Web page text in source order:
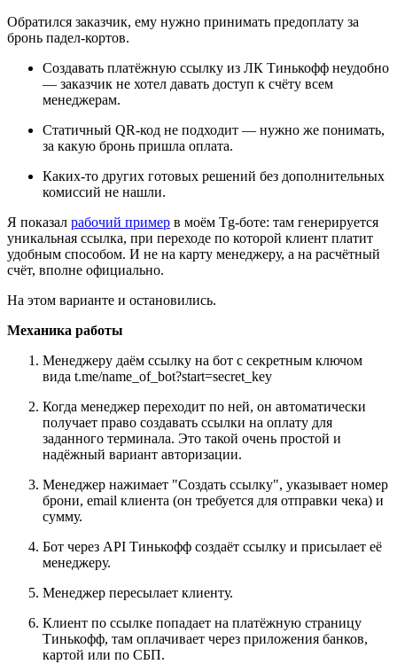
Обратился заказчик, ему нужно принимать предоплату за
бронь падел-кортов.
Создавать платёжную ссылку из ЛК Тинькофф неудобно
— заказчик не хотел давать доступ к счёту всем
менеджерам.
Статичный QR-код не подходит — нужно же понимать,
за какую бронь пришла оплата.
Каких-то других готовых решений без дополнительных
комиссий не нашли.
Я показал рабочий пример в моём Tg-боте: там генерируется
уникальная ссылка, при переходе по которой клиент платит
удобным способом. И не на карту менеджеру, а на расчётный
счёт, вполне официально.
На этом варианте и остановились.
Механика работы
Менеджеру даём ссылку на бот с секретным ключом
вида t.me/name_of_bot?start=secret_key
Когда менеджер переходит по ней, он автоматически
получает право создавать ссылки на оплату для
заданного терминала. Это такой очень простой и
надёжный вариант авторизации.
Менеджер нажимает "Создать ссылку", указывает номер
брони, email клиента (он требуется для отправки чека) и
сумму.
Бот через API Тинькофф создаёт ссылку и присылает её
менеджеру.
Менеджер пересылает клиенту.
Клиент по ссылке попадает на платёжную страницу
Тинькофф, там оплачивает через приложения банков,
картой или по СБП.